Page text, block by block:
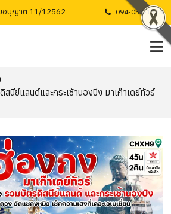
อนุญาต 11/12562 094-053-1725
นีย์แลนด์และกระเช้านองปิง มาเก๊าเดย์ทัวร์